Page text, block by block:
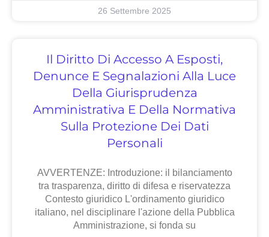
26 Settembre 2025
Il Diritto Di Accesso A Esposti,
Denunce E Segnalazioni Alla Luce
Della Giurisprudenza
Amministrativa E Della Normativa
Sulla Protezione Dei Dati
Personali
AVVERTENZE: Introduzione: il bilanciamento
tra trasparenza, diritto di difesa e riservatezza
Contesto giuridico L'ordinamento giuridico
italiano, nel disciplinare l'azione della Pubblica
Amministrazione, si fonda su